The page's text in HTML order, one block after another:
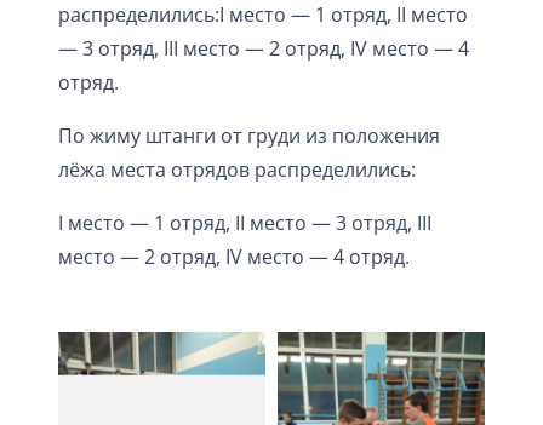
распределились:I место — 1 отряд, II место
— 3 отряд, III место — 2 отряд, IV место — 4
отряд.
По жиму штанги от груди из положения
лёжа места отрядов распределились:
I место — 1 отряд, II место — 3 отряд, III
место — 2 отряд, IV место — 4 отряд.